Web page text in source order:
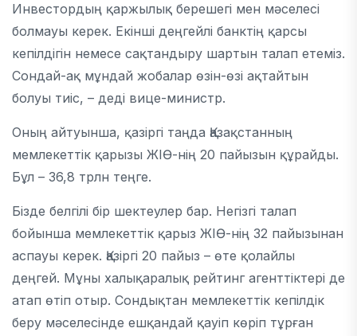
Инвестордың қаржылық берешегі мен мәселесі
болмауы керек. Екінші деңгейлі банктің қарсы
кепілдігін немесе сақтандыру шартын талап етеміз.
Сондай-ақ мұндай жобалар өзін-өзі ақтайтын
болуы тиіс, – деді вице-министр.
Оның айтуынша, қазіргі таңда Қазақстанның
мемлекеттік қарызы ЖІӨ-нің 20 пайызын құрайды.
Бұл – 36,8 трлн теңге.
Бізде белгілі бір шектеулер бар. Негізгі талап
бойынша мемлекеттік қарыз ЖІӨ-нің 32 пайызынан
аспауы керек. Қазіргі 20 пайыз – өте қолайлы
деңгей. Мұны халықаралық рейтинг агенттіктері де
атап өтіп отыр. Сондықтан мемлекеттік кепілдік
беру мәселесінде ешқандай қауіп көріп тұрған